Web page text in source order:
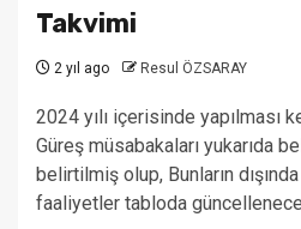
Takvimi
2 yıl ago Resul ÖZSARAY
2024 yılı içerisinde yapılması
Güreş müsabakaları yukarıda
belirtilmiş olup, Bunların
faaliyetler tabloda